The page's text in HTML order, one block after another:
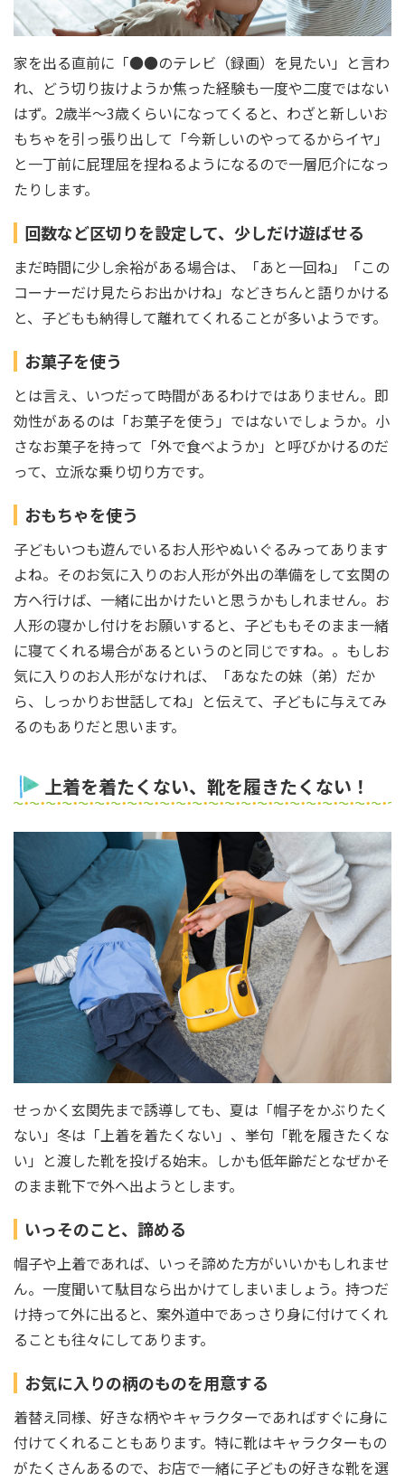
家を出る直前に「●●のテレビ（録画）を見たい」と言わ
れ、どう切り抜けようか焦った経験も一度や二度ではない
はず。2歳半～3歳くらいになってくると、わざと新しいお
もちゃを引っ張り出して「今新しいのやってるからイヤ」
と一丁前に屁理屈を捏ねるようになるので一層厄介になっ
たりします。
回数など区切りを設定して、少しだけ遊ばせる
まだ時間に少し余裕がある場合は、「あと一回ね」「この
コーナーだけ見たらお出かけね」などきちんと語りかける
と、子どもも納得して離れてくれることが多いようです。
お菓子を使う
とは言え、いつだって時間があるわけではありません。即
効性があるのは「お菓子を使う」ではないでしょうか。小
さなお菓子を持って「外で食べようか」と呼びかけるのだ
って、立派な乗り切り方です。
おもちゃを使う
子どもいつも遊んでいるお人形やぬいぐるみってあります
よね。そのお気に入りのお人形が外出の準備をして玄関の
方へ行けば、一緒に出かけたいと思うかもしれません。お
人形の寝かし付けをお願いすると、子どももそのまま一緒
に寝てくれる場合があるというのと同じですね。。もしお
気に入りのお人形がなければ、「あなたの妹（弟）だか
ら、しっかりお世話してね」と伝えて、子どもに与えてみ
るのもありだと思います。
上着を着たくない、靴を履きたくない！
せっかく玄関先まで誘導しても、夏は「帽子をかぶりたく
ない」冬は「上着を着たくない」、挙句「靴を履きたくな
い」と渡した靴を投げる始末。しかも低年齢だとなぜかそ
のまま靴下で外へ出ようとします。
いっそのこと、諦める
帽子や上着であれば、いっそ諦めた方がいいかもしれませ
ん。一度聞いて駄目なら出かけてしまいましょう。持つだ
け持って外に出ると、案外道中であっさり身に付けてくれ
ることも往々にしてあります。
お気に入りの柄のものを用意する
着替え同様、好きな柄やキャラクターであればすぐに身に
付けてくれることもあります。特に靴はキャラクターもの
がたくさんあるので、お店で一緒に子どもの好きな靴を選